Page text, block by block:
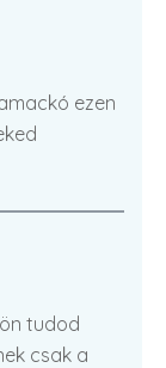
ezen
tudod
csak a